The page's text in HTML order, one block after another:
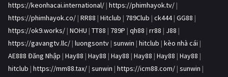
https://keonhacai.international/ | https://phimhayok.tv/ |
https://phimhayok.co/ | RR88 | Hitclub | 789Club | ck444| GG88 |
https://ok9.works/ | NOHU | TT88 | 789P | qh88 | rr88 | J88 |
https://gavangtv.llc/ | luongsontv | sunwin | hitclub | kèo nhà cái |
AE888 Đăng Nhập | Hay88 | Hay88 | Hay88 | Hay88 | Hay88 | Hay88 |
hitclub | https://mm88.tax/ | sunwin | https://icm88.com/ | sunwin |